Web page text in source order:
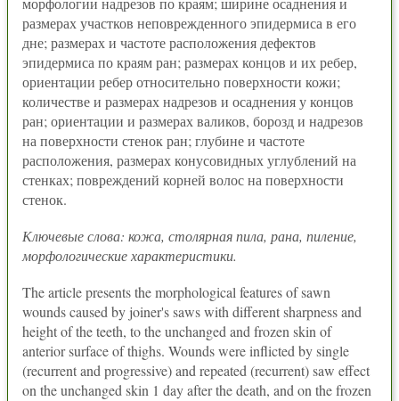
размерах участков неповрежденного эпидермиса в его
дне; размерах и частоте расположения дефектов
эпидермиса по краям ран; размерах концов и их ребер,
ориентации ребер относительно поверхности кожи;
количестве и размерах надрезов и осаднения у концов
ран; ориентации и размерах валиков, борозд и надрезов
на поверхности стенок ран; глубине и частоте
расположения, размерах конусовидных углублений на
стенках; повреждений корней волос на поверхности
стенок.
Ключевые слова: кожа, столярная пила, рана, пиление,
морфологические характеристики.
The article presents the morphological features of sawn
wounds caused by joiner's saws with different sharpness and
height of the teeth, to the unchanged and frozen skin of
anterior surface of thighs. Wounds were inflicted by single
(recurrent and progressive) and repeated (recurrent) saw effect
on the unchanged skin 1 day after the death, and on the frozen